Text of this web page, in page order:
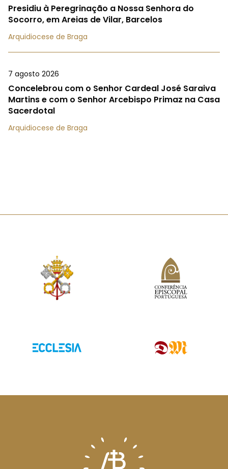
Presidiu à Peregrinação a Nossa Senhora do
Socorro, em Areias de Vilar, Barcelos
Arquidiocese de Braga
7 agosto 2026
Concelebrou com o Senhor Cardeal José Saraiva
Martins e com o Senhor Arcebispo Primaz na Casa
Sacerdotal
Arquidiocese de Braga